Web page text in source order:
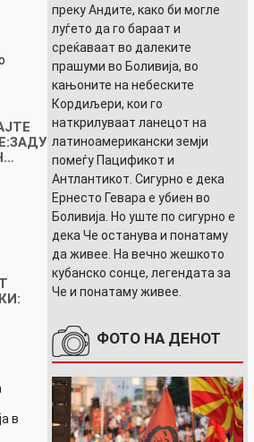
в
преку Андите, како би могле
луѓето да го бараат и
среќаваат во далеките
прашуми во Боливија, во
кањоните на небеските
Кордиљери, кои го
наткрилуваат ланецот на
латиноамерикански земји
помеѓу Пацификот и
Антлантикот. Сигурно е дека
Ернесто Гевара е убиен во
Боливија. Но уште по сигурно е
дека Че останува и понатаму
да живее. На вечно жешкото
кубанско сонце, легендата за
Че и понатаму живее.
ФОТО НА ДЕНОТ